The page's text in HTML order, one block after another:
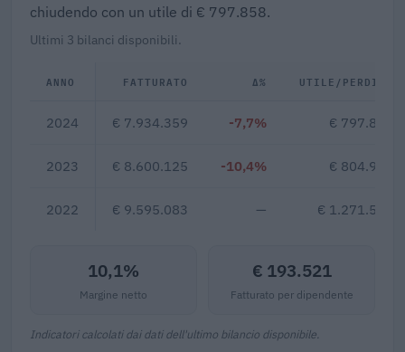
chiudendo con un utile di € 797.858.
Ultimi 3 bilanci disponibili.
ANNO FATTURATO Δ% UTILE/PERDITA
2024 € 7.934.359 -7,7% € 797.858
2023 € 8.600.125 -10,4% € 804.936
2022 € 9.595.083 — € 1.271.593
10,1%
Margine netto
€ 193.521
Fatturato per dipendente
Indicatori calcolati dai dati dell'ultimo bilancio disponibile.